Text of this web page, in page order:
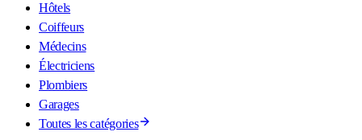
Hôtels
Coiffeurs
Médecins
Électriciens
Plombiers
Garages
Toutes les catégories